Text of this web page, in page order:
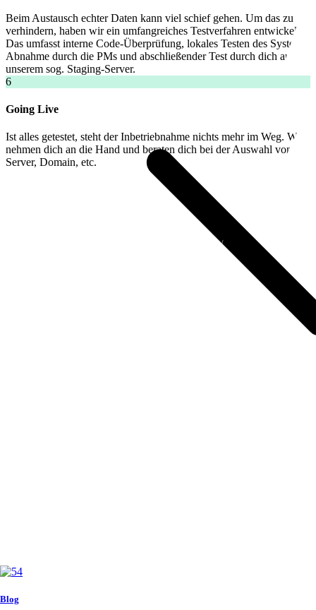
Blog
Beim Austausch echter Daten kann viel schief gehen. Um das zu
verhindern, haben wir ein umfangreiches Testverfahren entwickelt.
Das umfasst interne Code-Überprüfung, lokales Testen des Systems,
Abnahme durch die PMs und abschließender Test durch dich auf
unserem sog. Staging-Server.
6
Going Live
Ist alles getestet, steht der Inbetriebnahme nichts mehr im Weg. Wir
nehmen dich an die Hand und beraten dich bei der Auswahl von
Server, Domain, etc.